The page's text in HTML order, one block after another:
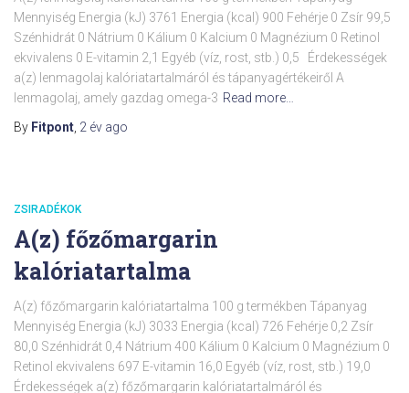
Mennyiség Energia (kJ) 3761 Energia (kcal) 900 Fehérje 0 Zsír 99,5
Szénhidrát 0 Nátrium 0 Kálium 0 Kalcium 0 Magnézium 0 Retinol
ekvivalens 0 E-vitamin 2,1 Egyéb (víz, rost, stb.) 0,5 Érdekességek
a(z) lenmagolaj kalóriatartalmáról és tápanyagértékeiről A
lenmagolaj, amely gazdag omega-3 Read more…
By Fitpont 2 év ago
ZSIRADÉKOK
A(z) főzőmargarin
kalóriatartalma
A(z) főzőmargarin kalóriatartalma 100 g termékben Tápanyag
Mennyiség Energia (kJ) 3033 Energia (kcal) 726 Fehérje 0,2 Zsír
80,0 Szénhidrát 0,4 Nátrium 400 Kálium 0 Kalcium 0 Magnézium 0
Retinol ekvivalens 697 E-vitamin 16,0 Egyéb (víz, rost, stb.) 19,0
Érdekességek a(z) főzőmargarin kalóriatartalmáról és